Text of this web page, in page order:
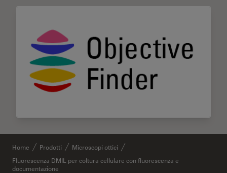
Home Prodotti
Microscopi ottici
Fluorescenza DMIL per coltura cellulare con fluorescenza e
documentazione